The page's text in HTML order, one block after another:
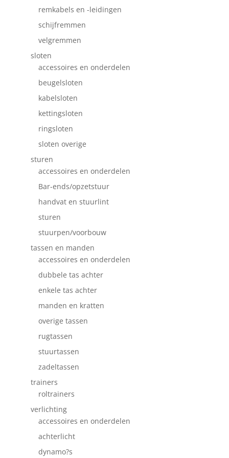
remkabels en -leidingen
schijfremmen
velgremmen
sloten
accessoires en onderdelen
beugelsloten
kabelsloten
kettingsloten
ringsloten
sloten overige
sturen
accessoires en onderdelen
Bar-ends/opzetstuur
handvat en stuurlint
sturen
stuurpen/voorbouw
tassen en manden
accessoires en onderdelen
dubbele tas achter
enkele tas achter
manden en kratten
overige tassen
rugtassen
stuurtassen
zadeltassen
trainers
roltrainers
verlichting
accessoires en onderdelen
achterlicht
dynamo?s